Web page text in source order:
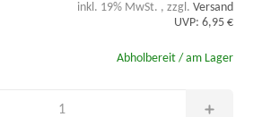
inkl. 19% MwSt. , zzgl. Versand
UVP: 6,95 €
Abholbereit / am Lager